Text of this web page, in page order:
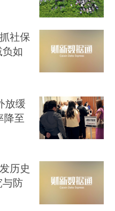
地最大重稀土企业股权
苏姿丰盛赞中国AI生态 称AMD聚焦智能体与全栈算力部署
一半以上、线下三分之一
三星电子工会最后时刻暂缓罢工 劳资双方达成初步薪资协议（更新）
社保
如
放缓
降至
历史
防